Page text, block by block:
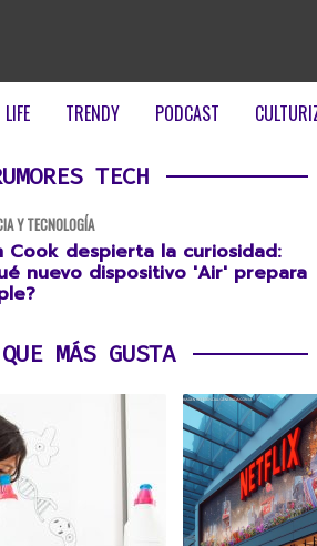
LIFE TRENDY PODCAST
TECH
Y TECNOLOGÍA
Cook despierta la curiosidad:
nuevo dispositivo 'Air' prepara
MÁS GUSTA